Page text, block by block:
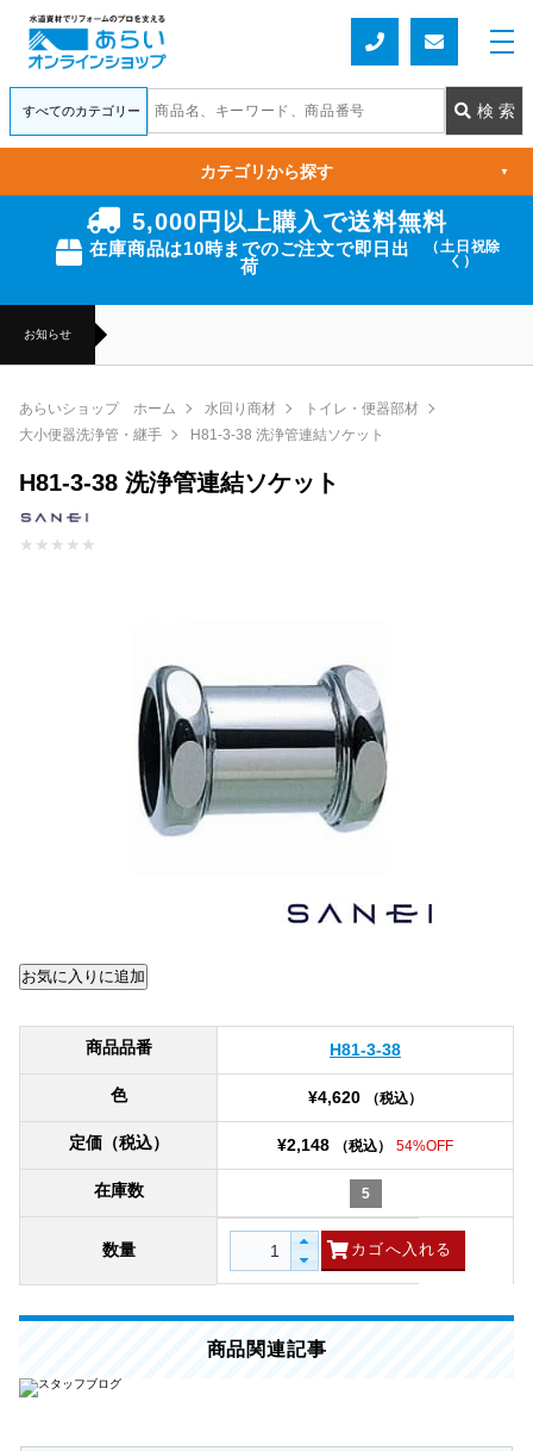
5,000円以上購入で送料無料
在庫商品は10時までのご注文で即日出
荷
（土日祝除
く）
お知らせ
カテゴリから探す ▼
あらいショップ ホーム 水回り商材
トイレ・便器部材
大小便器洗浄管・継手
H81-3-38 洗浄管連結ソケット
H81-3-38 洗浄管連結ソケット
★ ★ ★ ★ ★
商品品番 H81-3-38
色 ¥4,620 （税込）
定価（税込） ¥2,148 （税込） 54%OFF
在庫数 5
数量
商品関連記事